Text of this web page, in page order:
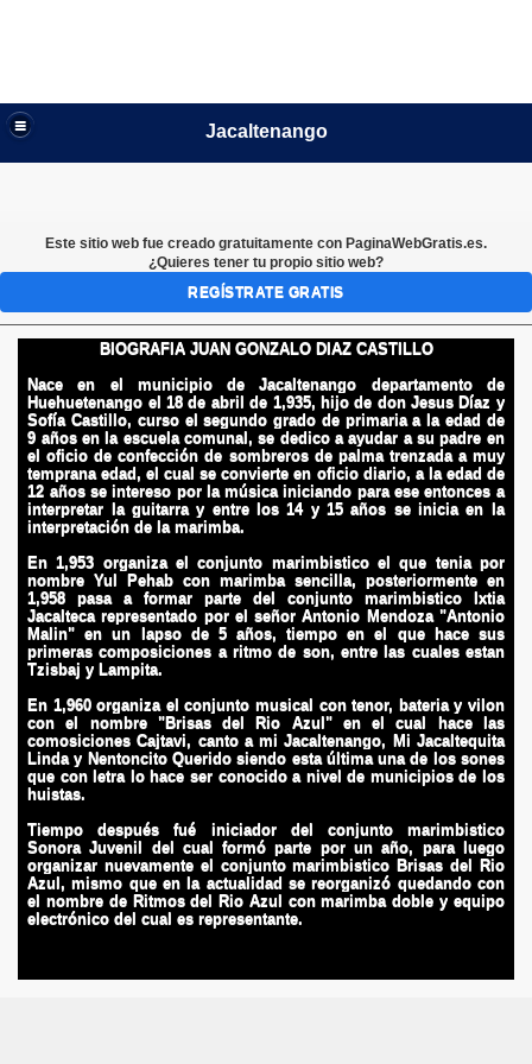
Jacaltenango
BIOGRAFIA JUAN GONZALO DIAZ CASTILLO
Nace en el municipio de Jacaltenango departamento de
Huehuetenango el 18 de abril de 1,935, hijo de don Jesus Díaz y
Sofía Castillo, curso el segundo grado de primaria a la edad de
9 años en la escuela comunal, se dedico a ayudar a su padre en
el oficio de confección de sombreros de palma trenzada a muy
temprana edad, el cual se convierte en oficio diario, a la edad de
12 años se intereso por la música iniciando para ese entonces a
interpretar la guitarra y entre los 14 y 15 años se inicia en la
interpretación de la marimba.
En 1,953 organiza el conjunto marimbistico el que tenia por
nombre Yul Pehab con marimba sencilla, posteriormente en
1,958 pasa a formar parte del conjunto marimbistico Ixtia
Jacalteca representado por el señor Antonio Mendoza "Antonio
Malin" en un lapso de 5 años, tiempo en el que hace sus
primeras composiciones a ritmo de son, entre las cuales estan
Tzisbaj y Lampita.
En 1,960 organiza el conjunto musical con tenor, bateria y vilon
con el nombre "Brisas del Rio Azul" en el cual hace las
comosiciones Cajtavi, canto a mi Jacaltenango, Mi Jacaltequita
Linda y Nentoncito Querido siendo esta última una de los sones
que con letra lo hace ser conocido a nivel de municipios de los
huistas.
Tiempo después fué iniciador del conjunto marimbistico
Sonora Juvenil del cual formó parte por un año, para luego
organizar nuevamente el conjunto marimbistico Brisas del Rio
Azul, mismo que en la actualidad se reorganizó quedando con
el nombre de Ritmos del Rio Azul con marimba doble y equipo
electrónico del cual es representante.
"Juanillo"
Este sitio web fue creado gratuitamente con PaginaWebGratis.es.
¿Quieres tener tu propio sitio web?
REGÍSTRATE GRATIS